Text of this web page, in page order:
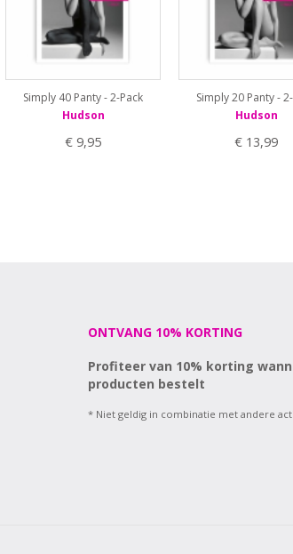
Simply 40 Panty - 2-Pack
Hudson
€ 9,95
Simply 20 Panty -
Hudson
€ 13,99
ONTVANG 10% KORTING
Profiteer van 10% korting
producten bestelt
* Niet geldig in combinatie met andere